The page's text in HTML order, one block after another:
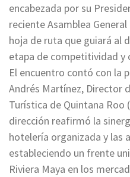
encabezada por su
reciente Asamblea
hoja de ruta que guiará al
etapa de competitividad y
El encuentro contó con la
Andrés Martínez, Director
Turística de Quintana Roo
dirección reafirmó la
hotelería organizada y las
estableciendo un frente
Riviera Maya en los